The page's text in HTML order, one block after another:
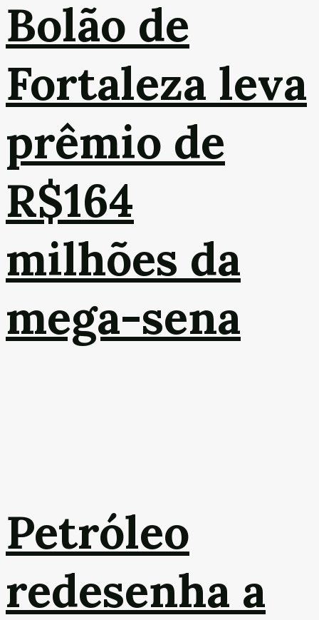
Bolão de
Fortaleza leva
prêmio de
R$164
milhões da
mega-sena
Petróleo
redesenha a